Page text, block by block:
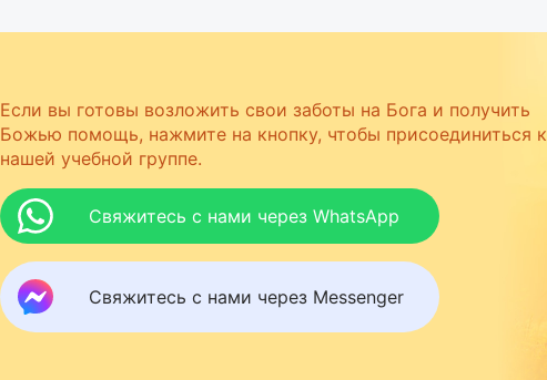
Если вы готовы возложить свои заботы на Бога и получить
Божью помощь, нажмите на кнопку, чтобы присоединиться к
нашей учебной группе.
Свяжитесь с нами через WhatsApp
Свяжитесь с нами через Messenger